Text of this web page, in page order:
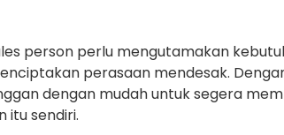
person perlu mengutamakan
perasaan mendesak.
dengan mudah untuk segera
itu sendiri.